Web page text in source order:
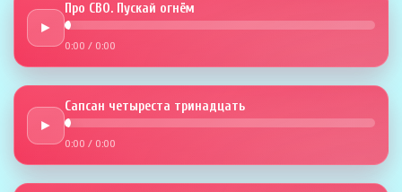
►
Про СВО. Пускай огнём
0:00 / 0:00
►
Сапсан четыреста тринадцать
0:00 / 0:00